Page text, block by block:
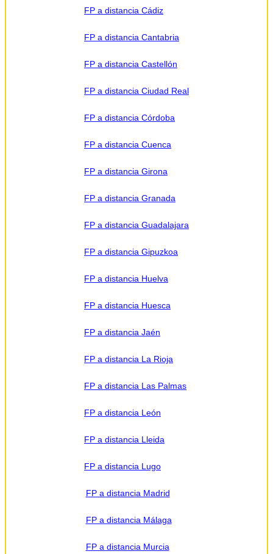
FP a distancia Cádiz
FP a distancia Cantabria
FP a distancia Castellón
FP a distancia Ciudad Real
FP a distancia Córdoba
FP a distancia Cuenca
FP a distancia Girona
FP a distancia Granada
FP a distancia Guadalajara
FP a distancia Gipuzkoa
FP a distancia Huelva
FP a distancia Huesca
FP a distancia Jaén
FP a distancia La Rioja
FP a distancia Las Palmas
FP a distancia León
FP a distancia Lleida
FP a distancia Lugo
FP a distancia Madrid
FP a distancia Málaga
FP a distancia Murcia